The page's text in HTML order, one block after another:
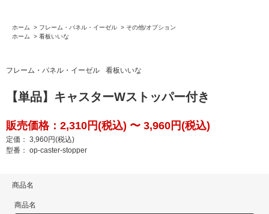
ホーム > フレーム・パネル・イーゼル > その他/オプション
ホーム
> 看板いいな
フレーム・パネル・イーゼル 看板いいな
【単品】キャスターWストッパー付き
販売価格：2,310円(税込) 〜 3,960円(税込)
定価： 3,960円(税込)
型番： op-caster-stopper
商品名
商品名